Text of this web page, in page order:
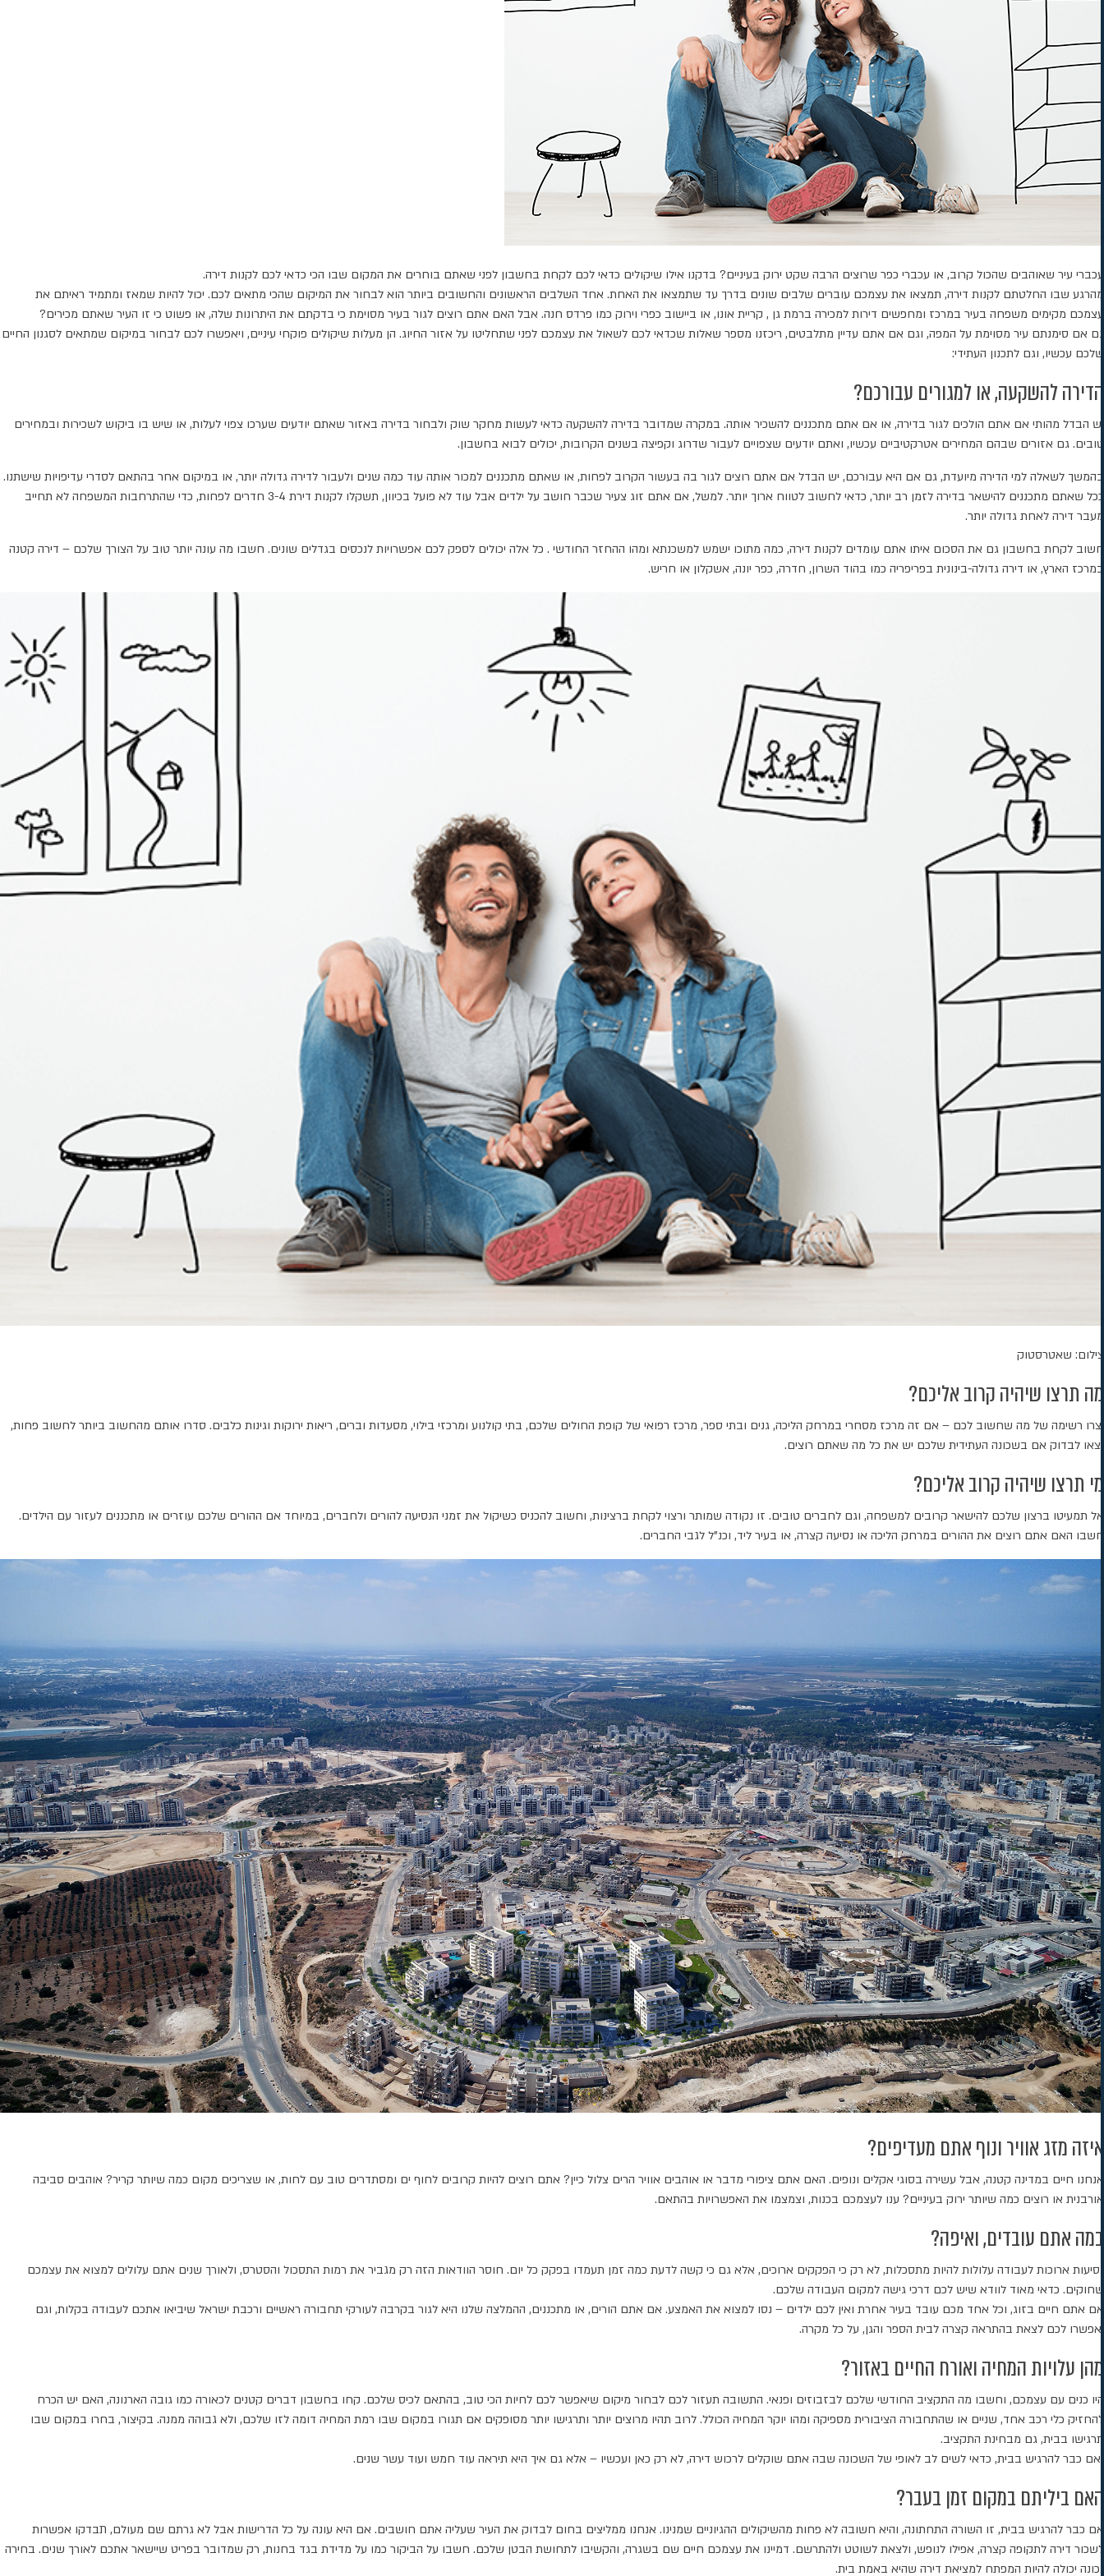
עכברי עיר שאוהבים שהכול קרוב, או עכברי כפר שרוצים הרבה שקט ירוק בעיניים? בדקנו אילו שיקולים כדאי לכם לקחת בחשבון לפני שאתם בוחרים את המקום שבו הכי כדאי לכם לקנות דירה.
מהרגע שבו החלטתם לקנות דירה, תמצאו את עצמכם עוברים שלבים שונים בדרך עד שתמצאו את האחת. אחד השלבים הראשונים והחשובים ביותר הוא לבחור את המיקום שהכי מתאים לכם. יכול להיות שמאז ומתמיד ראיתם את
עצמכם מקימים משפחה בעיר במרכז ומחפשים דירות למכירה ברמת גן , קריית אונו, או ביישוב כפרי וירוק כמו פרדס חנה. אבל האם אתם רוצים לגור בעיר מסוימת כי בדקתם את היתרונות שלה, או פשוט כי זו העיר שאתם מכירים?
גם אם סימנתם עיר מסוימת על המפה, וגם אם אתם עדיין מתלבטים, ריכזנו מספר שאלות שכדאי לכם לשאול את עצמכם לפני שתחליטו על אזור החיוג. הן מעלות שיקולים פוקחי עיניים, ויאפשרו לכם לבחור במיקום שמתאים לסגנון החיים
שלכם עכשיו, וגם לתכנון העתידי:
הדירה להשקעה, או למגורים עבורכם?
יש הבדל מהותי אם אתם הולכים לגור בדירה, או אם אתם מתכננים להשכיר אותה. במקרה שמדובר בדירה להשקעה כדאי לעשות מחקר שוק ולבחור בדירה באזור שאתם יודעים שערכו צפוי לעלות, או שיש בו ביקוש לשכירות ובמחירים
טובים. גם אזורים שבהם המחירים אטרקטיביים עכשיו, ואתם יודעים שצפויים לעבור שדרוג וקפיצה בשנים הקרובות, יכולים לבוא בחשבון.
בהמשך לשאלה למי הדירה מיועדת, גם אם היא עבורכם, יש הבדל אם אתם רוצים לגור בה בעשור הקרוב לפחות, או שאתם מתכננים למכור אותה עוד כמה שנים ולעבור לדירה גדולה יותר, או במיקום אחר בהתאם לסדרי עדיפויות שישתנו.
ככל שאתם מתכננים להישאר בדירה לזמן רב יותר, כדאי לחשוב לטווח ארוך יותר. למשל, אם אתם זוג צעיר שכבר חושב על ילדים אבל עוד לא פועל בכיוון, תשקלו לקנות דירת 3-4 חדרים לפחות, כדי שהתרחבות המשפחה לא תחייב
מעבר דירה לאחת גדולה יותר.
חשוב לקחת בחשבון גם את הסכום איתו אתם עומדים לקנות דירה, כמה מתוכו ישמש למשכנתא ומהו ההחזר החודשי . כל אלה יכולים לספק לכם אפשרויות לנכסים בגדלים שונים. חשבו מה עונה יותר טוב על הצורך שלכם – דירה קטנה
במרכז הארץ, או דירה גדולה-בינונית בפריפריה כמו בהוד השרון, חדרה, כפר יונה, אשקלון או חריש.
צילום: שאטרסטוק
מה תרצו שיהיה קרוב אליכם?
יצרו רשימה של מה שחשוב לכם – אם זה מרכז מסחרי במרחק הליכה, גנים ובתי ספר, מרכז רפואי של קופת החולים שלכם, בתי קולנוע ומרכזי בילוי, מסעדות וברים, ריאות ירוקות וגינות כלבים. סדרו אותם מהחשוב ביותר לחשוב פחות,
וצאו לבדוק אם בשכונה העתידית שלכם יש את כל מה שאתם רוצים.
מי תרצו שיהיה קרוב אליכם?
אל תמעיטו ברצון שלכם להישאר קרובים למשפחה, וגם לחברים טובים. זו נקודה שמותר ורצוי לקחת ברצינות, וחשוב להכניס כשיקול את זמני הנסיעה להורים ולחברים, במיוחד אם ההורים שלכם עוזרים או מתכננים לעזור עם הילדים.
חשבו האם אתם רוצים את ההורים במרחק הליכה או נסיעה קצרה, או בעיר ליד, וכנ"ל לגבי החברים.
איזה מזג אוויר ונוף אתם מעדיפים?
אנחנו חיים במדינה קטנה, אבל עשירה בסוגי אקלים ונופים. האם אתם ציפורי מדבר או אוהבים אוויר הרים צלול כיין? אתם רוצים להיות קרובים לחוף ים ומסתדרים טוב עם לחות, או שצריכים מקום כמה שיותר קריר? אוהבים סביבה
אורבנית או רוצים כמה שיותר ירוק בעיניים? ענו לעצמכם בכנות, וצמצמו את האפשרויות בהתאם.
במה אתם עובדים, ואיפה?
נסיעות ארוכות לעבודה עלולות להיות מתסכלות, לא רק כי הפקקים ארוכים, אלא גם כי קשה לדעת כמה זמן תעמדו בפקק כל יום. חוסר הוודאות הזה רק מגביר את רמות התסכול והסטרס, ולאורך שנים אתם עלולים למצוא את עצמכם
שחוקים. כדאי מאוד לוודא שיש לכם דרכי גישה למקום העבודה שלכם.
אם אתם חיים בזוג, וכל אחד מכם עובד בעיר אחרת ואין לכם ילדים – נסו למצוא את האמצע. אם אתם הורים, או מתכננים, ההמלצה שלנו היא לגור בקרבה לעורקי תחבורה ראשיים ורכבת ישראל שיביאו אתכם לעבודה בקלות, וגם
יאפשרו לכם לצאת בהתראה קצרה לבית הספר והגן, על כל מקרה.
מהן עלויות המחיה ואורח החיים באזור?
היו כנים עם עצמכם, וחשבו מה התקציב החודשי שלכם לבזבוזים ופנאי. התשובה תעזור לכם לבחור מיקום שיאפשר לכם לחיות הכי טוב, בהתאם לכיס שלכם. קחו בחשבון דברים קטנים לכאורה כמו גובה הארנונה, האם יש הכרח
להחזיק כלי רכב אחד, שניים או שהתחבורה הציבורית מספיקה ומהו יוקר המחיה הכולל. לרוב תהיו מרוצים יותר ותרגישו יותר מסופקים אם תגורו במקום שבו רמת המחיה דומה לזו שלכם, ולא גבוהה ממנה. בקיצור, בחרו במקום שבו
תרגישו בבית, גם מבחינת התקציב.
ואם כבר להרגיש בבית, כדאי לשים לב לאופי של השכונה שבה אתם שוקלים לרכוש דירה, לא רק כאן ועכשיו – אלא גם איך היא תיראה עוד חמש ועוד עשר שנים.
האם ביליתם במקום זמן בעבר?
אם כבר להרגיש בבית, זו השורה התחתונה, והיא חשובה לא פחות מהשיקולים ההגיוניים שמנינו. אנחנו ממליצים בחום לבדוק את העיר שעליה אתם חושבים. אם היא עונה על כל הדרישות אבל לא גרתם שם מעולם, תבדקו אפשרות
לשכור דירה לתקופה קצרה, אפילו לנופש, ולצאת לשוטט ולהתרשם. דמיינו את עצמכם חיים שם בשגרה, והקשיבו לתחושת הבטן שלכם. חשבו על הביקור כמו על מדידת בגד בחנות, רק שמדובר בפריט שיישאר אתכם לאורך שנים. בחירה
נכונה יכולה להיות המפתח למציאת דירה שהיא באמת בית.